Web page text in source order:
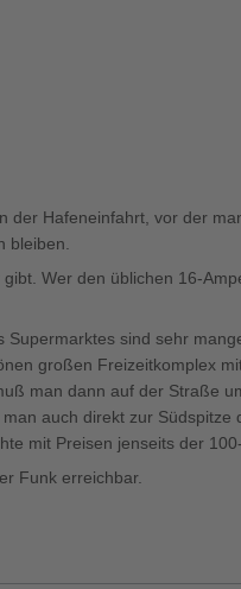
Hafeneinfahrt, vor der
bleiben.
Wer den üblichen 16-
sind sehr
großen Freizeitkomplex
man dann auf der Straße
auch direkt zur
mit Preisen jenseits der
Funk erreichbar.